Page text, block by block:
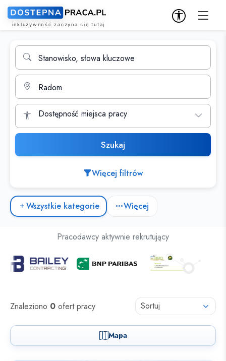
Wyszukiwarka ofert pracy
Stanowisko, słowa kluczowe
Miasto
Dostępność miejsca pracy
Szukaj
Więcej filtrów
Wszystkie kategorie
Więcej
Oferty pracy dla osób z niepełnosprawnościami
Pracodawcy aktywnie rekrutujący
Oferty pracy
Znaleziono 0 ofert pracy Sortuj
Mapa